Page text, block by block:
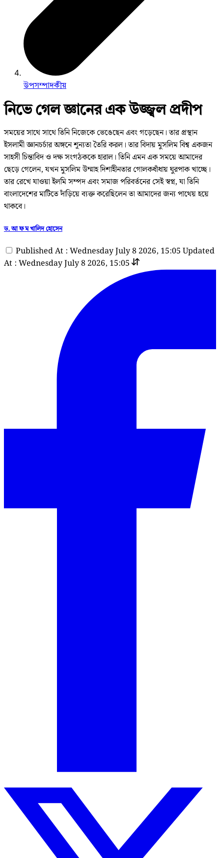
উপসম্পাদকীয়
নিভে গেল জ্ঞানের এক উজ্জ্বল প্রদীপ
সময়ের সাথে সাথে তিনি নিজেকে ভেঙেছেন এবং গড়েছেন। তার প্রস্থান
ইসলামী জ্ঞানচর্চার অঙ্গনে শূন্যতা তৈরি করল। তার বিদায় মুসলিম বিশ্ব একজন
সাহসী চিন্তাবিদ ও দক্ষ সংগঠককে হারাল। তিনি এমন এক সময়ে আমাদের
ছেড়ে গেলেন, যখন মুসলিম উম্মাহ দিশাহীনতার গোলকধাঁধায় ঘুরপাক খাচ্ছে।
তার রেখে যাওয়া ইলমি সম্পদ এবং সমাজ পরিবর্তনের সেই স্বপ্ন, যা তিনি
বাংলাদেশের মাটিতে দাঁড়িয়ে ব্যক্ত করেছিলেন তা আমাদের জন্য পাথেয় হয়ে
থাকবে।
ড. আ ফ ম খালিদ হোসেন
Published At : Wednesday July 8 2026, 15:05 Updated
At : Wednesday July 8 2026, 15:05